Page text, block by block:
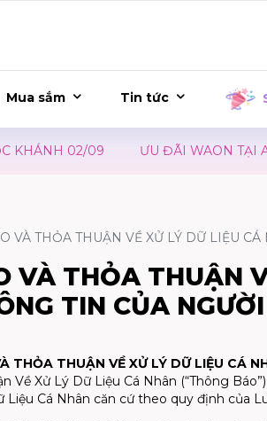
Mua sắm Tin tức
02/09 ƯU ĐÃI WAON TẠI
VÀ THỎA THUẬN VỀ XỬ LÝ DỮ LIỆU
VÀ THỎA THUẬN
TIN CỦA
THỎA THUẬN VỀ XỬ LÝ DỮ LIỆU CÁ
Về Xử Lý Dữ Liệu Cá Nhân (“Thông
Liệu Cá Nhân căn cứ theo quy định của